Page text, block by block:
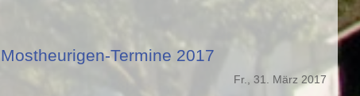
Mostheurigen-Termine 2017
Fr., 31. März 2017